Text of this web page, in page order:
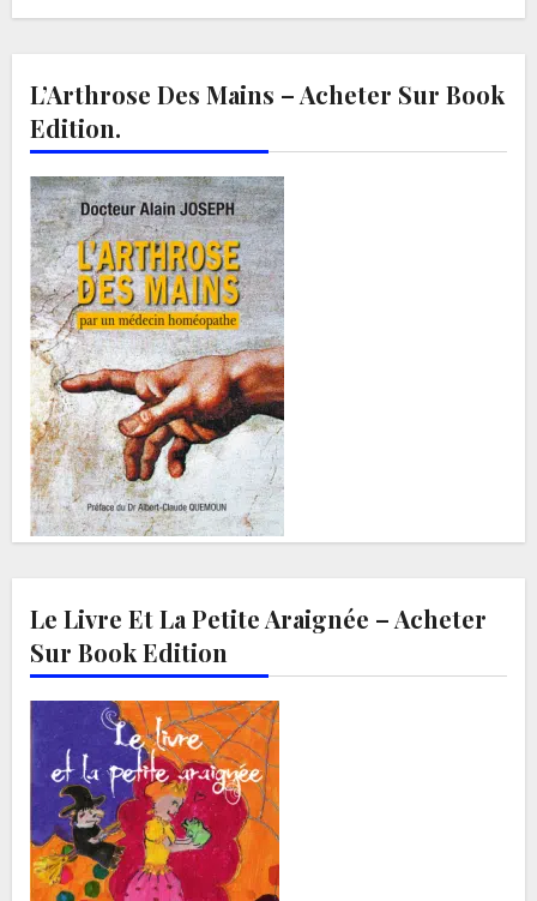
L’Arthrose Des Mains – Acheter Sur Book
Edition.
Le Livre Et La Petite Araignée – Acheter
Sur Book Edition